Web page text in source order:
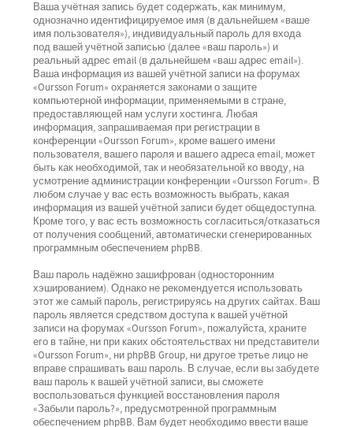
Ваша учётная запись будет содержать, как минимум,
однозначно идентифицируемое имя (в дальнейшем «ваше
имя пользователя»), индивидуальный пароль для входа
под вашей учётной записью (далее «ваш пароль») и
реальный адрес email (в дальнейшем «ваш адрес email»).
Ваша информация из вашей учётной записи на форумах
«Oursson Forum» охраняется законами о защите
компьютерной информации, применяемыми в стране,
предоставляющей нам услуги хостинга. Любая
информация, запрашиваемая при регистрации в
конференции «Oursson Forum», кроме вашего имени
пользователя, вашего пароля и вашего адреса email, может
быть как необходимой, так и необязательной ко вводу, на
усмотрение администрации конференции «Oursson Forum». В
любом случае у вас есть возможность выбрать, какая
информация из вашей учётной записи будет общедоступна.
Кроме того, у вас есть возможность согласиться/отказаться
от получения сообщений, автоматически сгенерированных
программным обеспечением phpBB.
Ваш пароль надёжно зашифрован (односторонним
хэшированием). Однако не рекомендуется использовать
этот же самый пароль, регистрируясь на других сайтах. Ваш
пароль является средством доступа к вашей учётной
записи на форумах «Oursson Forum», пожалуйста, храните
его в тайне, ни при каких обстоятельствах ни представители
«Oursson Forum», ни phpBB Group, ни другое третье лицо не
вправе спрашивать ваш пароль. В случае, если вы забудете
ваш пароль к вашей учётной записи, вы сможете
воспользоваться функцией восстановления пароля
«Забыли пароль?», предусмотренной программным
обеспечением phpBB. Вам будет необходимо ввести ваше